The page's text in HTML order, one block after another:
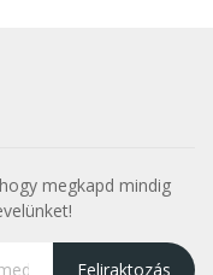
megkapd mindig
Feliraktozás